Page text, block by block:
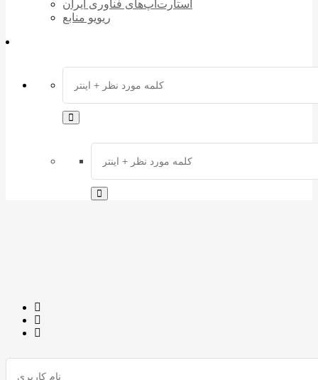
استارت‌آپ‌های فناوری ایران
ریویو منابع